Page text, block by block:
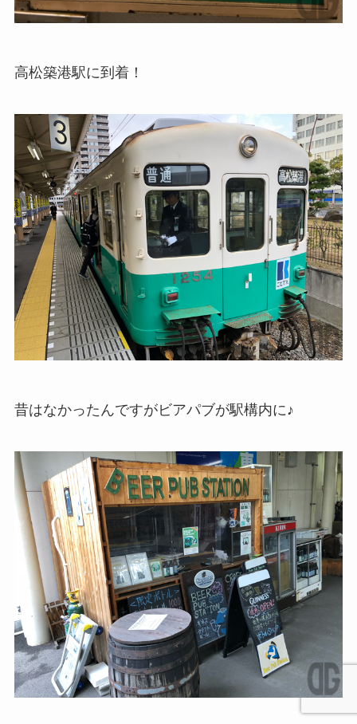
高松築港駅に到着！
昔はなかったんですがビアパブが駅構内に♪